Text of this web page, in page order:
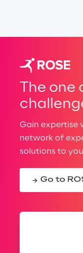
The
Gain expertise
network of
solutions to
Go to